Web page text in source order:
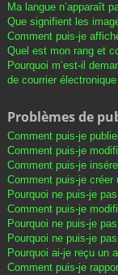
Ma langue n’apparaît
Que signifient les
Comment puis-je
Quel est mon rang et
Pourquoi m’est-il
de courrier
Problèmes de
Comment puis-je
Comment puis-je
Comment puis-je
Comment puis-je créer
Pourquoi ne puis-je
Comment puis-je
Pourquoi ne puis-je
Pourquoi ne puis-je
Pourquoi ai-je reçu un
Comment puis-je